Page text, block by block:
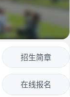
招生简章
在线报名